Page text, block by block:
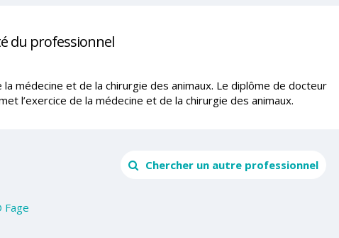
du professionnel
médecine et de la chirurgie des animaux. Le diplôme de docteur
l’exercice de la médecine et de la chirurgie des animaux.
Chercher un autre professionnel
Fage